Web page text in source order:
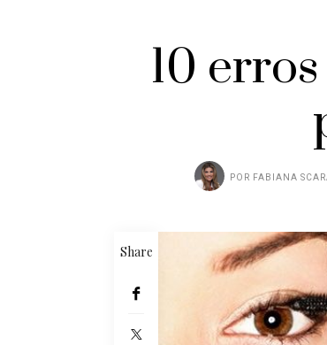
10
POR FABIANA
Share